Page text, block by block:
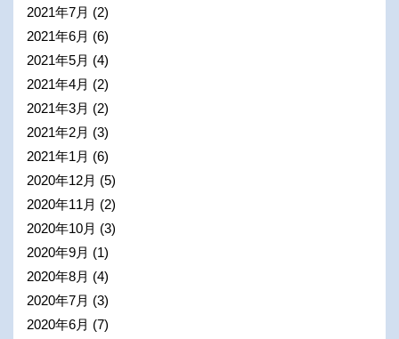
2021年7月 (2)
2021年6月 (6)
2021年5月 (4)
2021年4月 (2)
2021年3月 (2)
2021年2月 (3)
2021年1月 (6)
2020年12月 (5)
2020年11月 (2)
2020年10月 (3)
2020年9月 (1)
2020年8月 (4)
2020年7月 (3)
2020年6月 (7)